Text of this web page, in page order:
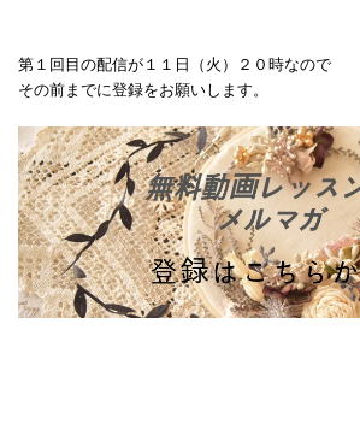
第１回目の配信が１１日（火）２０時なので
その前までに登録をお願いします。